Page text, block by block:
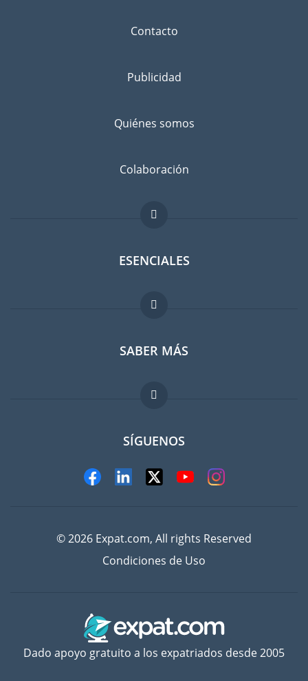
Separe los bienes que desea llevar a Etiopía de los que va a
de llevarlas con usted?
No existe el riesgo cero. Suscribir un seguro contra daños
Contacto
Publicidad
Quiénes somos
Colaboración
ESENCIALES
Foro para expatriados
Guia para expatriados
Trabajos en el extranjero
SABER MÁS
FAQ
SÍGUENOS
© 2026 Expat.com, All rights Reserved
Condiciones de Uso
Dado apoyo gratuito a los expatriados desde 2005